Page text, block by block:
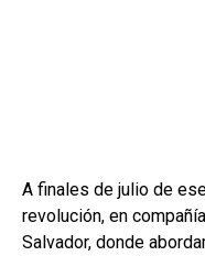
A finales de julio de
revolución, en
Salvador, donde